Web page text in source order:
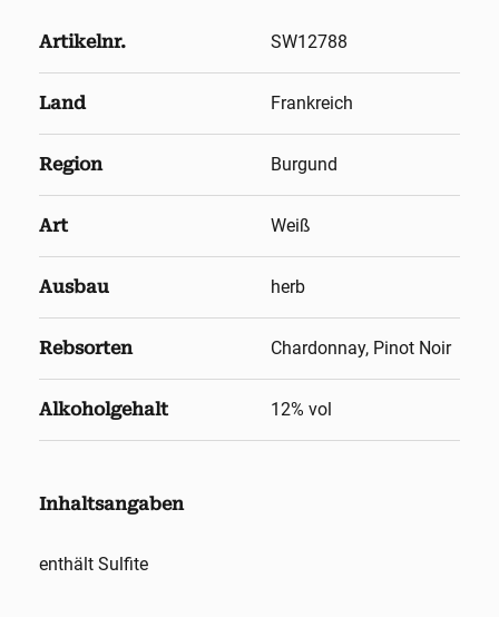
Artikelnr. SW12788
Land Frankreich
Region Burgund
Art Weiß
Ausbau herb
Rebsorten Chardonnay, Pinot Noir
Alkoholgehalt 12% vol
Inhaltsangaben
enthält Sulfite